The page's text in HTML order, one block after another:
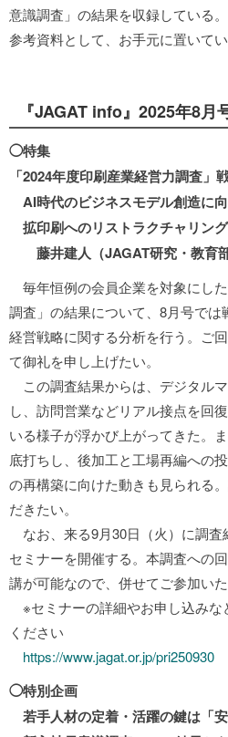
意識調査」の結果を収録している
参考資料として、お手元に置いて
『JAGAT info』2025年8月
◯特集
「2024年度印刷産業経営力調査」
AI時代のビジネスモデル創造に
拡印刷へのリストラクチャリング
藤井建人（JAGAT研究・教育部
毎年恒例の会員企業を対象にし
調査」の結果について、8月号で
経営戦略に関する分析を行う。ご
て御礼を申し上げたい。
この調査結果からは、デジタル
し、訪問営業などリアル接点を回
いる様子が浮かび上がってきた。
底打ちし、後加工と工場再編への
の再構築に向けた動きも見られる
だきたい。
なお、来る9月30日（火）に調査
セミナーを開催する。本調査への
講が可能なので、併せてご参加いた
※セミナーの詳細やお申し込みな
ください
https://www.jagat.or.jp/pri250930
◯特別企画
若手人材の定着・活躍の鍵は「